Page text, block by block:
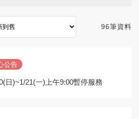
96筆資料
公告
日)~1/21(一)上午9:00暫停服務